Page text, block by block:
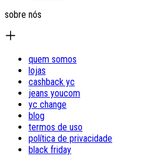
sobre nós
quem somos
lojas
cashback yc
jeans youcom
yc change
blog
termos de uso
política de privacidade
black friday